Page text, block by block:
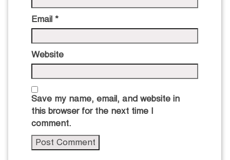
Email *
Website
Save my name, email, and website in
this browser for the next time I
comment.